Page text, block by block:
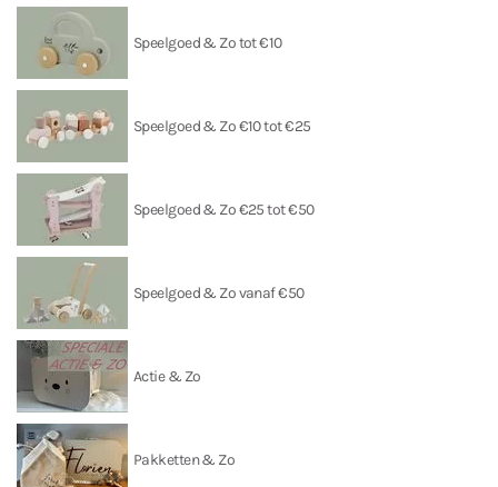
Speelgoed & Zo tot €10
Speelgoed & Zo €10 tot €25
Speelgoed & Zo €25 tot €50
Speelgoed & Zo vanaf €50
Actie & Zo
Pakketten & Zo